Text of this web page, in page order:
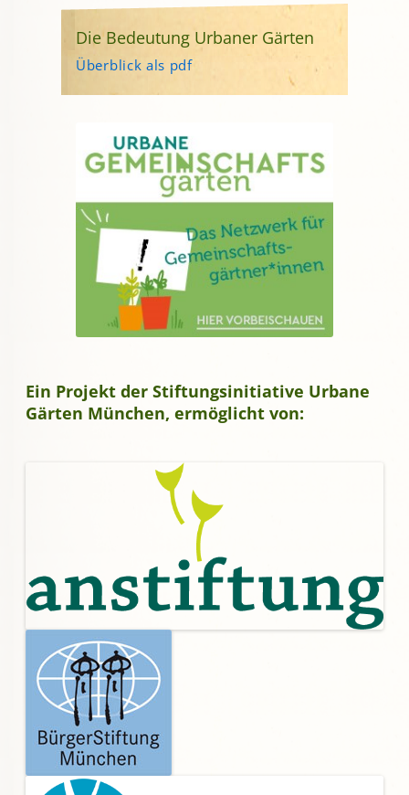
Die Bedeutung Urbaner Gärten
Überblick als pdf
Ein Projekt der Stiftungsinitiative Urbane
Gärten München, ermöglicht von: